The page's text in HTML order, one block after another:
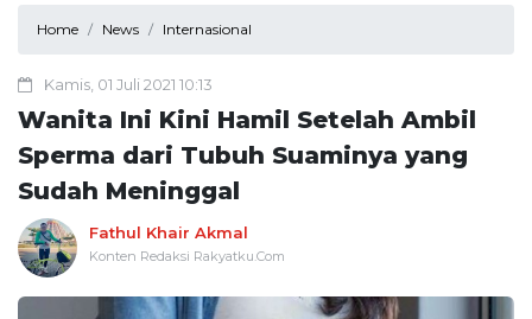
Home News Internasional
Kamis, 01 Juli 2021 10:13
Wanita Ini Kini Hamil Setelah Ambil
Sperma dari Tubuh Suaminya yang
Sudah Meninggal
Fathul Khair Akmal
Konten Redaksi Rakyatku.Com